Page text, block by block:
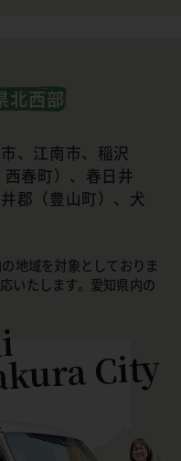
北西部
、江南市、稲沢
春町）、春日井
郡（豊山町）、犬
地域を対象としておりま
いたします。愛知県内の
City